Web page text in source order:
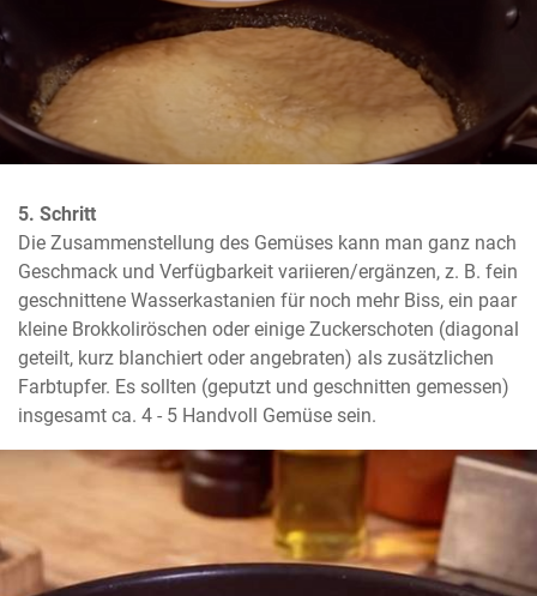
5. Schritt
Die Zusammenstellung des Gemüses kann man ganz nach
Geschmack und Verfügbarkeit variieren/ergänzen, z. B. fein
geschnittene Wasserkastanien für noch mehr Biss, ein paar
kleine Brokkoliröschen oder einige Zuckerschoten (diagonal
geteilt, kurz blanchiert oder angebraten) als zusätzlichen
Farbtupfer. Es sollten (geputzt und geschnitten gemessen)
insgesamt ca. 4 - 5 Handvoll Gemüse sein.